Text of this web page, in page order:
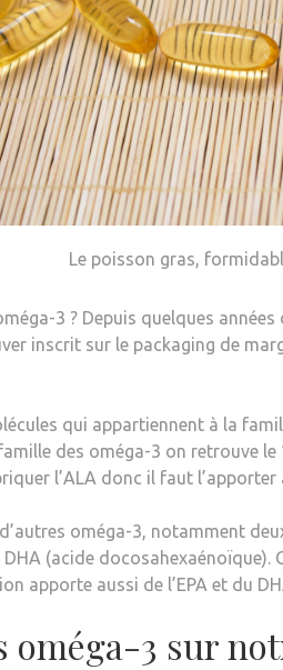
Le poisson gras,
3 ? Depuis quelques
inscrit sur le packaging de
qui appartiennent à la
des oméga-3 on retrouve
l’ALA donc il faut
oméga-3, notamment
(acide
apporte aussi de l’EPA et du
oméga-3 sur